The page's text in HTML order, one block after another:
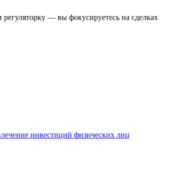
— вы фокусируетесь на сделках
инвестиций физических лиц